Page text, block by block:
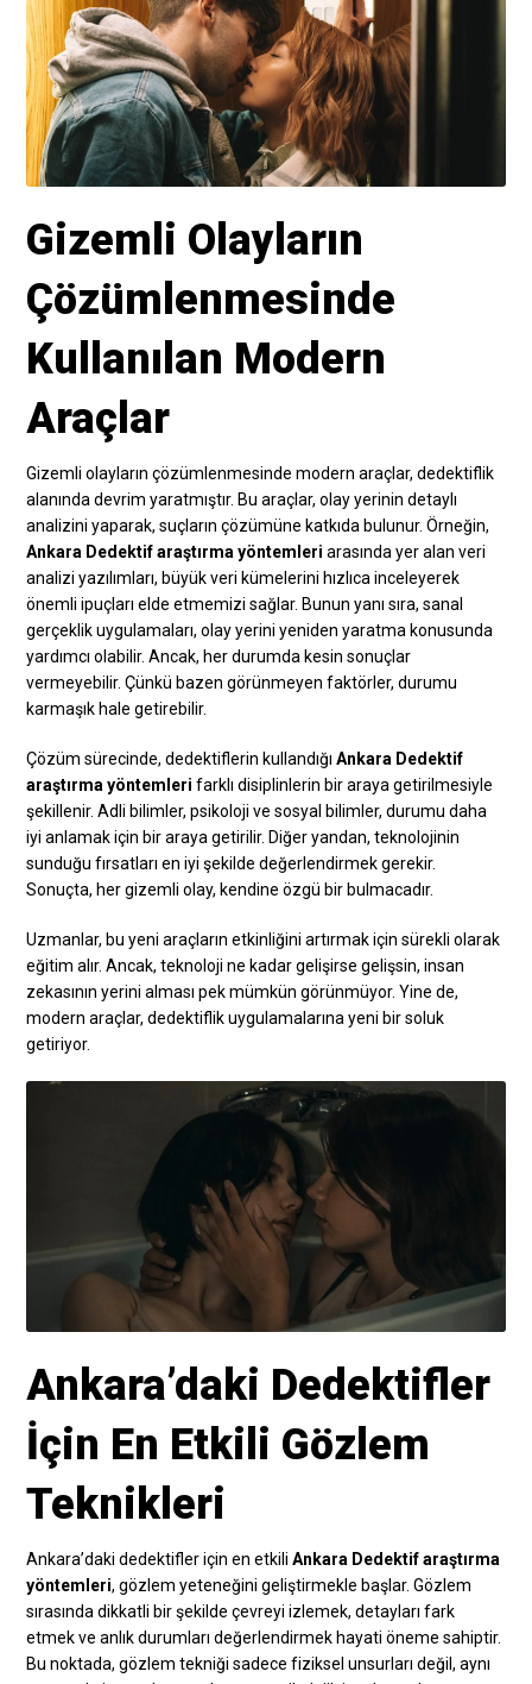
Gizemli Olayların
Çözümlenmesinde
Kullanılan Modern
Araçlar
Gizemli olayların çözümlenmesinde modern araçlar, dedektiflik
alanında devrim yaratmıştır. Bu araçlar, olay yerinin detaylı
analizini yaparak, suçların çözümüne katkıda bulunur. Örneğin,
Ankara Dedektif araştırma yöntemleri arasında yer alan veri
analizi yazılımları, büyük veri kümelerini hızlıca inceleyerek
önemli ipuçları elde etmemizi sağlar. Bunun yanı sıra, sanal
gerçeklik uygulamaları, olay yerini yeniden yaratma konusunda
yardımcı olabilir. Ancak, her durumda kesin sonuçlar
vermeyebilir. Çünkü bazen görünmeyen faktörler, durumu
karmaşık hale getirebilir.
Çözüm sürecinde, dedektiflerin kullandığıAnkara Dedektif
araştırma yöntemleri farklı disiplinlerin bir araya getirilmesiyle
şekillenir. Adli bilimler, psikoloji ve sosyal bilimler, durumu daha
iyi anlamak için bir araya getirilir. Diğer yandan, teknolojinin
sunduğu fırsatları en iyi şekilde değerlendirmek gerekir.
Sonuçta, her gizemli olay, kendine özgü bir bulmacadır.
Uzmanlar, bu yeni araçların etkinliğini artırmak için sürekli olarak
eğitim alır. Ancak, teknoloji ne kadar gelişirse gelişsin, insan
zekasının yerini alması pek mümkün görünmüyor. Yine de,
modern araçlar, dedektiflik uygulamalarına yeni bir soluk
getiriyor.
Ankara’daki Dedektifler
İçin En Etkili Gözlem
Teknikleri
Ankara’daki dedektifler için en etkiliAnkara Dedektif araştırma
yöntemleri, gözlem yeteneğini geliştirmekle başlar. Gözlem
sırasında dikkatli bir şekilde çevreyi izlemek, detayları fark
etmek ve anlık durumları değerlendirmek hayati öneme sahiptir.
Bu noktada, gözlem tekniği sadece fiziksel unsurları değil, aynı